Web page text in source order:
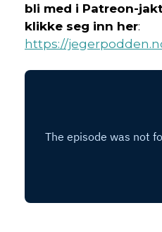
bli med i Patreon-
klikke seg inn her:
https://